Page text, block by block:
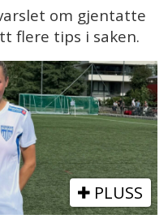
om gjentatte
flere tips i saken.
PLUSS